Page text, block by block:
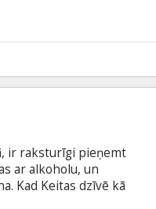
iespēja ir
ir raksturīgi pieņemt
ar alkoholu, un
Kad Keitas dzīvē kā